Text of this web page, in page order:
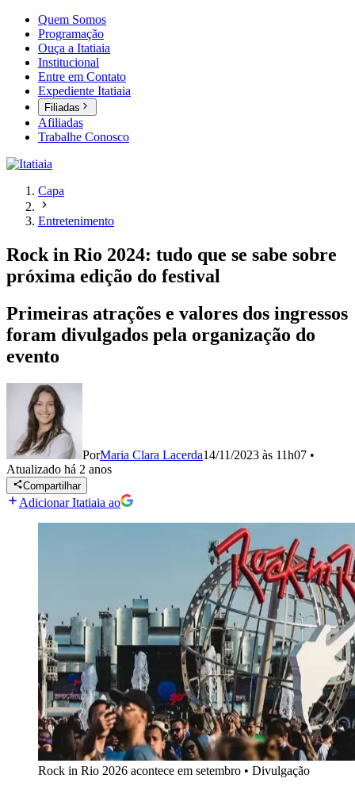
Quem Somos
Programação
Ouça a Itatiaia
Institucional
Entre em Contato
Expediente Itatiaia
Filiadas
Afiliadas
Trabalhe Conosco
Capa
Entretenimento
Rock in Rio 2024: tudo que se sabe sobre
próxima edição do festival
Primeiras atrações e valores dos ingressos
foram divulgados pela organização do
evento
PorMaria Clara Lacerda14/11/2023 às 11h07 •
Atualizado há 2 anos
Compartilhar
Adicionar Itatiaia ao
Rock in Rio 2026 acontece em setembro • Divulgação